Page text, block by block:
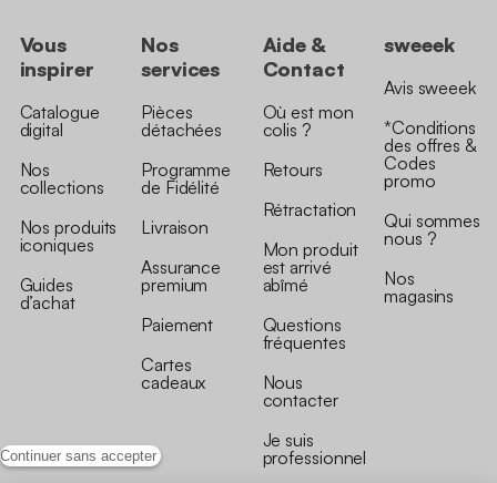
Continuer sans accepter
Vous
inspirer
Catalogue
digital
Nos
collections
Nos produits
iconiques
Guides
d’achat
Nos
services
Pièces
détachées
Programme
de Fidélité
Livraison
Assurance
premium
Paiement
Cartes
cadeaux
Aide &
Contact
Où est mon
colis ?
Retours
Rétractation
Mon produit
est arrivé
abîmé
Questions
fréquentes
Nous
contacter
Je suis
professionnel
sweeek
Avis sweeek
*Conditions
des offres &
Codes
promo
Qui sommes
nous ?
Nos
magasins